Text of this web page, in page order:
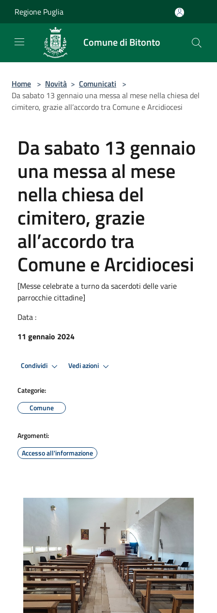
Regione Puglia
Comune di Bitonto
Home > Novità > Comunicati >
Da sabato 13 gennaio una messa al mese nella chiesa del
cimitero, grazie all’accordo tra Comune e Arcidiocesi
Da sabato 13 gennaio
una messa al mese
nella chiesa del
cimitero, grazie
all’accordo tra
Comune e Arcidiocesi
[Messe celebrate a turno da sacerdoti delle varie
parrocchie cittadine]
Data :
11 gennaio 2024
Condividi Vedi azioni
Categorie:
Comune
Argomenti:
Accesso all'informazione